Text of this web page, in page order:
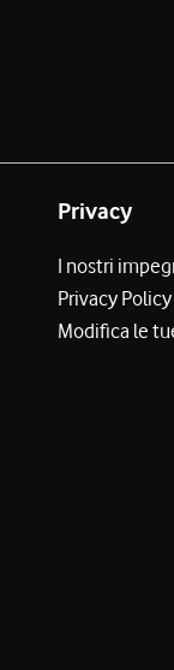
Privacy
I nostri
Privacy Policy
Modifica le